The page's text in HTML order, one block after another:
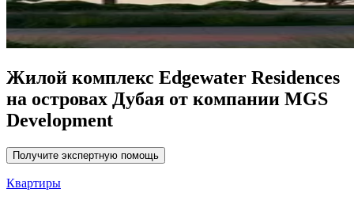
Жилой комплекс Edgewater Residences
на островах Дубая от компании MGS
Development
Получите экспертную помощь
Квартиры